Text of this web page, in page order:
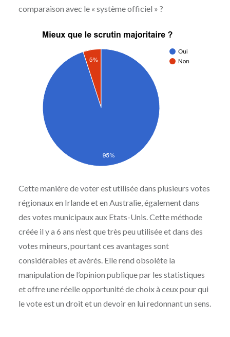
comparaison avec le « système officiel » ?
Cette manière de voter est utilisée dans plusieurs votes
régionaux en Irlande et en Australie, également dans
des votes municipaux aux Etats-Unis. Cette méthode
créée il y a 6 ans n’est que très peu utilisée et dans des
votes mineurs, pourtant ces avantages sont
considérables et avérés. Elle rend obsolète la
manipulation de l’opinion publique par les statistiques
et offre une réelle opportunité de choix à ceux pour qui
le vote est un droit et un devoir en lui redonnant un sens.